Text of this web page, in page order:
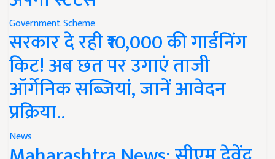
Government Scheme
सरकार दे रही ₹10,000 की गार्डनिंग
किट! अब छत पर उगाएं ताजी
ऑर्गेनिक सब्जियां, जानें आवेदन
प्रक्रिया..
News